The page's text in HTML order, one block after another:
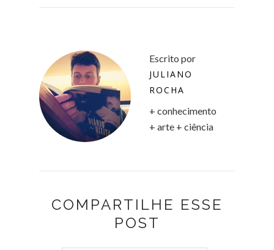
Escrito por
JULIANO
ROCHA
+ conhecimento
+ arte + ciência
COMPARTILHE ESSE
POST